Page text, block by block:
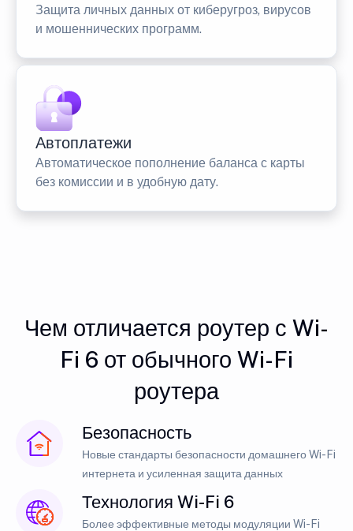
Защита личных данных от киберугроз, вирусов
и мошеннических программ.
Автоплатежи
Автоматическое пополнение баланса с карты
без комиссии и в удобную дату.
Чем отличается роутер с Wi-
Fi 6 от обычного Wi-Fi
роутера
Безопасность
Новые стандарты безопасности домашнего Wi-Fi
интернета и усиленная защита данных
Технология Wi-Fi 6
Более эффективные методы модуляции Wi-Fi